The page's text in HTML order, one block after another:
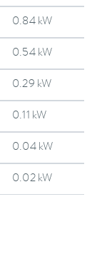
0.84 kW
0.54 kW
0.29 kW
0.11 kW
0.04 kW
0.02 kW